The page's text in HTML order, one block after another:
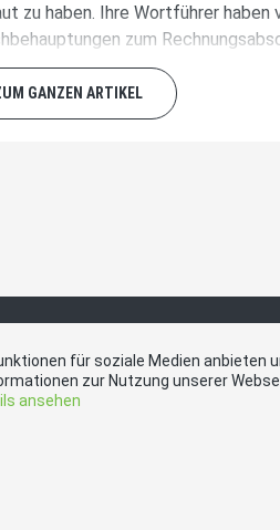
zu haben. Ihre Wortführer
zum
kann:
GANZEN ARTIKEL
Social
für soziale Medien anbieten
zur Nutzung unserer
ansehen